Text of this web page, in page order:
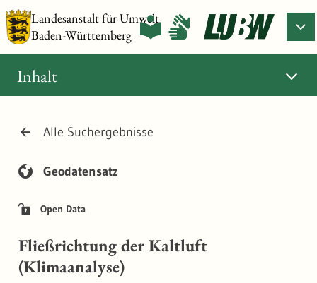
Landesanstalt für Umwelt
Baden-Württemberg
Alle Suchergebnisse
Geodatensatz
Open Data
Fließrichtung der Kaltluft
(Klimaanalyse)
Inhalt